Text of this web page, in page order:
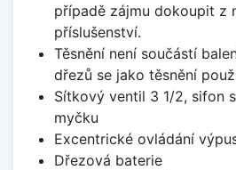
případě zájmu dokoupit z
příslušenství.
Těsnění není součástí
dřezů se jako těsnění
Sítkový ventil 3 1/2, sifon
myčku
Excentrické ovládání
Dřezová baterie